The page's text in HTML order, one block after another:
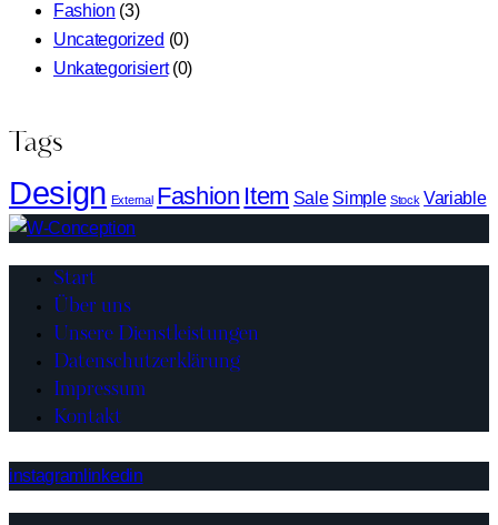
Fashion (3)
Uncategorized (0)
Unkategorisiert (0)
Tags
Design External Fashion Item Sale Simple Stock Variable
Start
Über uns
Unsere Dienstleistungen
Datenschutzerklärung
Impressum
Kontakt
instagram linkedin